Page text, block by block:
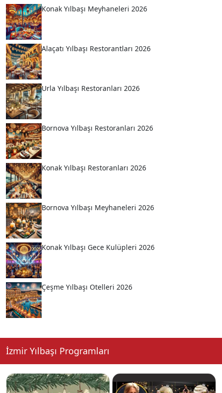
Konak Yılbaşı Meyhaneleri 2026
Alaçatı Yılbaşı Restorantları 2026
Urla Yılbaşı Restoranları 2026
Bornova Yılbaşı Restoranları 2026
Konak Yılbaşı Restoranları 2026
Bornova Yılbaşı Meyhaneleri 2026
Konak Yılbaşı Gece Kulüpleri 2026
Çeşme Yılbaşı Otelleri 2026
İzmir Yılbaşı Programları